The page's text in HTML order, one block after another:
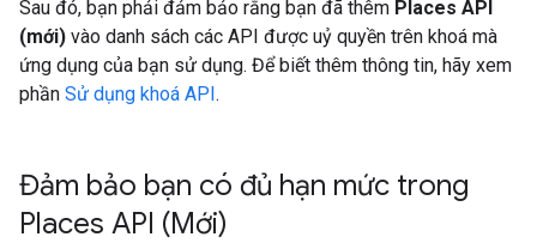
Sau đó, bạn phải đảm bảo rằng bạn đã thêm Places API
(mới) vào danh sách các API được uỷ quyền trên khoá mà
ứng dụng của bạn sử dụng. Để biết thêm thông tin, hãy xem
phần Sử dụng khoá API.
Đảm bảo bạn có đủ hạn mức trong
Places API (Mới)